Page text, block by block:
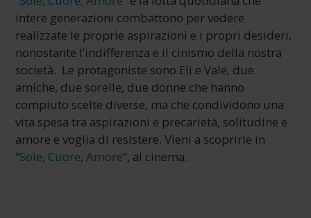
intere generazioni combattono per vedere
realizzate le proprie aspirazioni e i propri desideri,
nonostante l’indifferenza e il cinismo della nostra
società. Le protagoniste sono Eli e Vale, due
amiche, due sorelle, due donne che hanno
compiuto scelte diverse, ma che condividono una
vita spesa tra aspirazioni e precarietà, solitudine e
amore e voglia di resistere. Vieni a scoprirle in
“Sole, Cuore, Amore”, al cinema.